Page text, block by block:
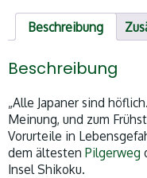
Beschreibung
Beschreibung
„Alle Japaner sind
Meinung, und zum
Vorurteile in
dem ältesten Pilgerweg
Insel Shikoku.